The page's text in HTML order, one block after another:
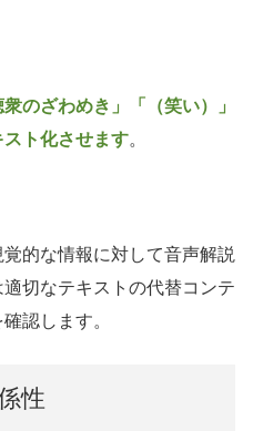
衆のざわめき」「（笑い）」
ト化させます。
的な情報に対して音声解説
切なテキストの代替コンテ
認します。
性